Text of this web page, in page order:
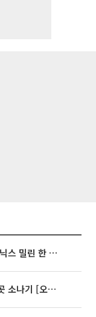
[베스트&워스트] 삼성전자·SK하이닉스 밀린 한 주…상상인증권은 85% 급등
35도 안팎 무더위 이어져…전국 곳곳 소나기 [오늘 날씨]